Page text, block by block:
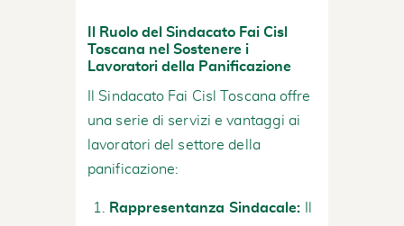
Il Ruolo del Sindacato Fai Cisl
Toscana nel Sostenere i
Lavoratori della Panificazione
Il Sindacato Fai Cisl Toscana offre
una serie di servizi e vantaggi ai
lavoratori del settore della
panificazione:
Rappresentanza Sindacale: